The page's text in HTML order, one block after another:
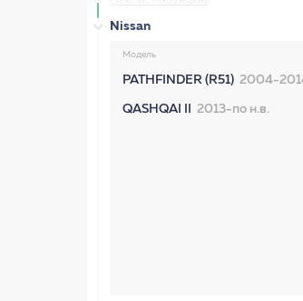
Nissan
Модель
PATHFINDER (R51) 2004-
QASHQAI II 2013-по н.в.